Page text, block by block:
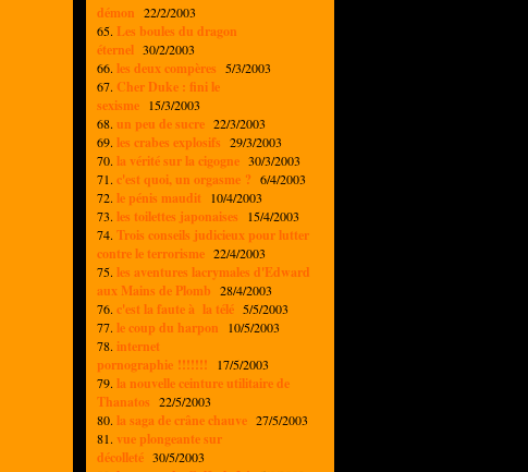
démon 22/2/2003
65. Les boules du dragon
éternel 30/2/2003
66. les deux compères 5/3/2003
67. Cher Duke : fini le
sexisme 15/3/2003
68. un peu de sucre 22/3/2003
69. les crabes explosifs 29/3/2003
70. la vérité sur la cigogne 30/3/2003
71. c'est quoi, un orgasme ? 6/4/2003
72. le pénis maudit 10/4/2003
73. les toilettes japonaises 15/4/2003
74. Trois conseils judicieux pour lutter
contre le terrorisme 22/4/2003
75. les aventures lacrymales d'Edward
aux Mains de Plomb 28/4/2003
76. c'est la faute à la télé 5/5/2003
77. le coup du harpon 10/5/2003
78. internet
pornographie !!!!!!! 17/5/2003
79. la nouvelle ceinture utilitaire de
Thanatos 22/5/2003
80. la saga de crâne chauve 27/5/2003
81. vue plongeante sur
décolleté 30/5/2003